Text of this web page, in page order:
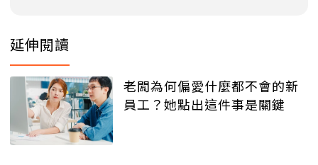
延伸閱讀
老闆為何偏愛什麼都不會的新
員工？她點出這件事是關鍵